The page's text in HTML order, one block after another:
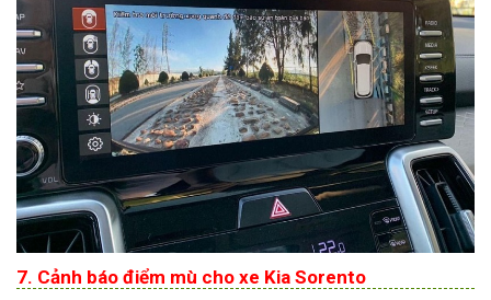
7. Cảnh báo điểm mù cho xe Kia Sorento